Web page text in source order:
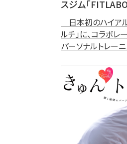
スジム「
日本初のハイア
ルチ」に、コラボ
パーソナルトレー